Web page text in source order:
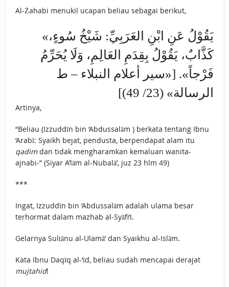
Al-Żahabi menukil ucapan beliau sebagai berikut,
«يَقُوْلُ عَنِ ابْنِ العَرَبِيِّ: شَيْخُ سُوءٍ،
كَذَّابٌ، يَقُوْلُ بِقِدَمِ العَالِمِ، وَلَا يُحَرِّمُ
فَرْجاً». [«سير أعلام النبلاء – ط
الرسالة» (23/ 49)]
Artinya,
“Beliau (Izzuddīn bin ‘Abdussalām ) berkata tentang Ibnu
‘Arabī: Syaikh bejat, pendusta, berpendapat alam itu
qadimdan tidak mengharamkan kemaluan wanita-
ajnabi-” (Siyar A’lām al-Nubalā’, juz 23 hlm 49)
***
Ingat, Izzuddīn bin ‘Abdussalām adalah ulama besar
terhormat dalam mazhab al-Syāfi‘ī.
Gelarnya Sulṭānu al-Ulamā’ dan Syaikhu al-Islām.
Kata Ibnu Daqīq al-‘īd, beliau sudah mencapai derajat
mujtahid!